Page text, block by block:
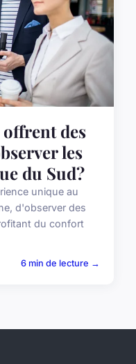
des
les
du Sud?
unique au
d'observer des
du confort
6 min de lecture →